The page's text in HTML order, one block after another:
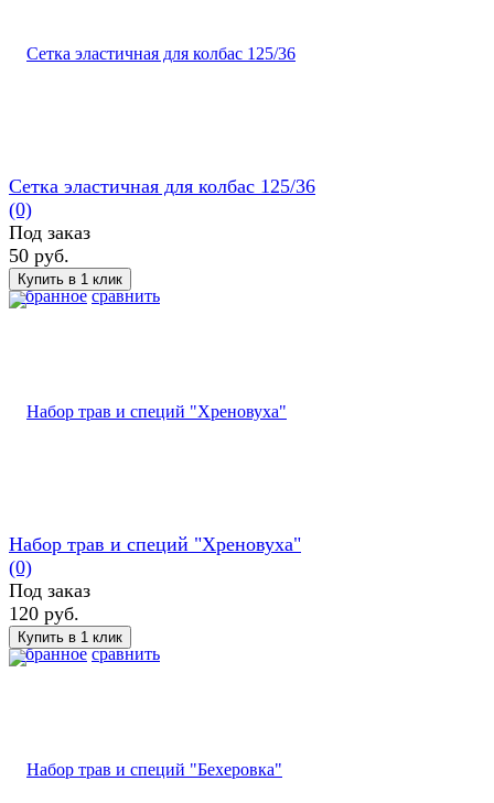
избранное сравнить
Сетка эластичная для колбас 125/36
(0)
Под заказ
50 руб.
избранное сравнить
Набор трав и специй "Хреновуха"
(0)
Под заказ
120 руб.